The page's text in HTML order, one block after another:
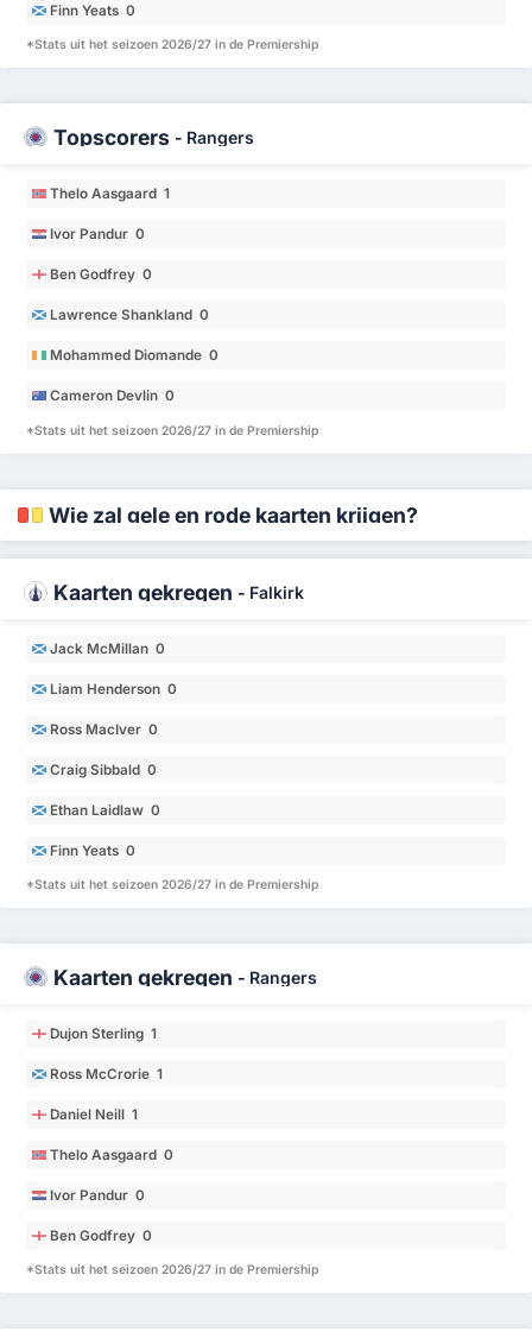
Finn Yeats 0
*Stats uit het seizoen 2026/27 in de Premiership
Topscorers - Rangers
Thelo Aasgaard 1
Ivor Pandur 0
Ben Godfrey 0
Lawrence Shankland 0
Mohammed Diomande 0
Cameron Devlin 0
*Stats uit het seizoen 2026/27 in de Premiership
Wie zal gele en rode kaarten krijgen?
Kaarten gekregen - Falkirk
Jack McMillan 0
Liam Henderson 0
Ross MacIver 0
Craig Sibbald 0
Ethan Laidlaw 0
Finn Yeats 0
*Stats uit het seizoen 2026/27 in de Premiership
Kaarten gekregen - Rangers
Dujon Sterling 1
Ross McCrorie 1
Daniel Neill 1
Thelo Aasgaard 0
Ivor Pandur 0
Ben Godfrey 0
*Stats uit het seizoen 2026/27 in de Premiership